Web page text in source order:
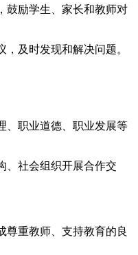
鼓励学生、家长和教师对
及时发现和解决问题。
、职业道德、职业发展等
、社会组织开展合作交
尊重教师、支持教育的良